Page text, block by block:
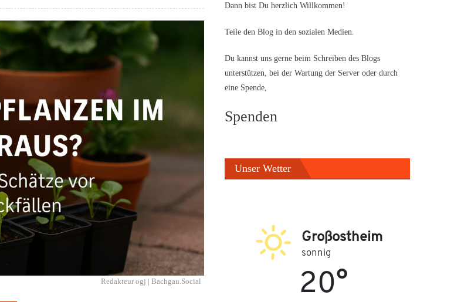
Redakteur ogj | Bachgau.Social
Dann bist Du herzlich Willkommen!
Teile den Blog in den sozialen Medien.
Du kannst uns gerne beim Schreiben des Blogs
unterstützen, bei der Wartung der Server oder durch
eine Spende,
Spenden
Unser Wetter
Großostheim
sonnig
20°